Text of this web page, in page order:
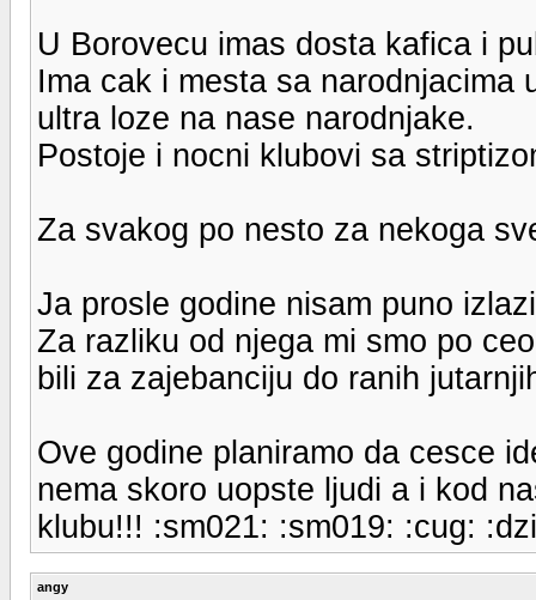
U Borovecu imas dosta kafica i
Ima cak i mesta sa narodnjacima
ultra loze na nase narodnjake.
Postoje i nocni klubovi sa
Za svakog po nesto za nekoga
Ja prosle godine nisam puno
Za razliku od njega mi smo po
bili za zajebanciju do ranih
Ove godine planiramo da cesce
nema skoro uopste ljudi a i kod
klubu!!! :sm021: :sm019: :cug:
angy